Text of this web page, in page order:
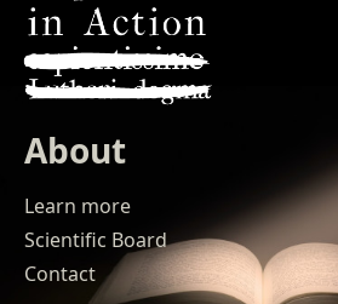
About
Learn more
Scientific Board
Contact